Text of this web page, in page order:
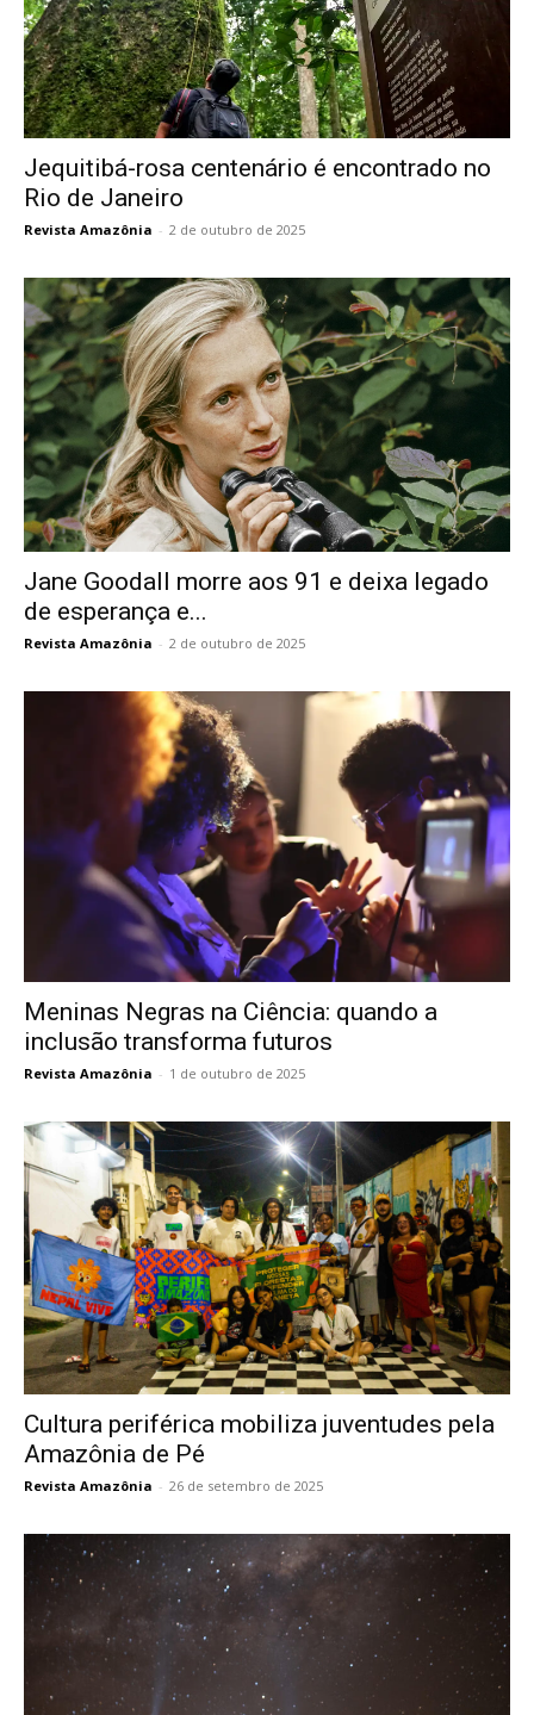
Jequitibá-rosa centenário é encontrado no
Rio de Janeiro
Revista Amazônia - 2 de outubro de 2025
Jane Goodall morre aos 91 e deixa legado
de esperança e...
Revista Amazônia - 2 de outubro de 2025
Meninas Negras na Ciência: quando a
inclusão transforma futuros
Revista Amazônia - 1 de outubro de 2025
Cultura periférica mobiliza juventudes pela
Amazônia de Pé
Revista Amazônia - 26 de setembro de 2025